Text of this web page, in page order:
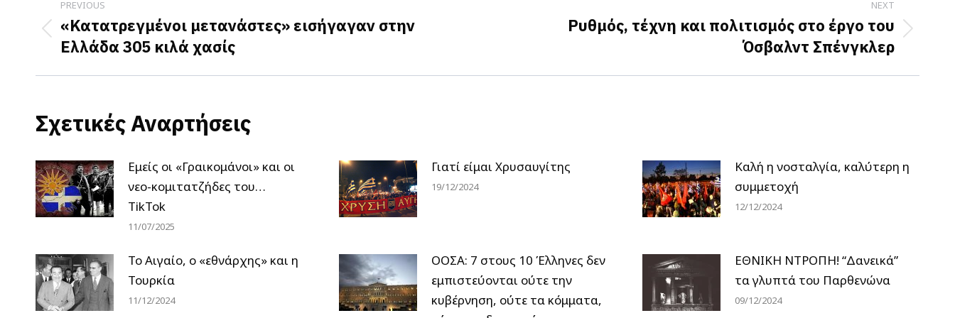
navigation
PREVIOUS
Previous
post:
«Κατατρεγμένοι μετανάστες» εισήγαγαν στην
Ελλάδα 305 κιλά χασίς
NEXT
Ρυθμός, τέχνη και πολιτισμός στο έργο του
Όσβαλντ Σπένγκλερ
Σχετικές Αναρτήσεις
Εμείς οι «Γραικομάνοι» και οι
νεο-κομιτατζήδες του…
TikTok
11/07/2025
Γιατί είμαι Χρυσαυγίτης
19/12/2024
Καλή η νοσταλγία, καλύτερη η
συμμετοχή
12/12/2024
Το Αιγαίο, ο «εθνάρχης» και η
Τουρκία
11/12/2024
ΟΟΣΑ: 7 στους 10 Έλληνες δεν
εμπιστεύονται ούτε την
κυβέρνηση, ούτε τα κόμματα,
ΕΘΝΙΚΗ ΝΤΡΟΠΗ! “Δανεικά”
τα γλυπτά του Παρθενώνα
09/12/2024